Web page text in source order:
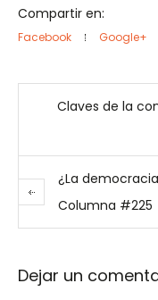
Compartir en:
Facebook Google+
Claves de la
¿La democracia
Columna #225
Dejar un